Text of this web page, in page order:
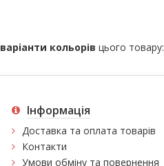
варіанти кольорів цього товару:
Інформація
Доставка та оплата товарів
Контакти
Умови обміну та повернення